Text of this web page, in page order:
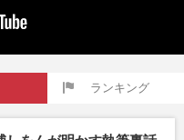
ランキング